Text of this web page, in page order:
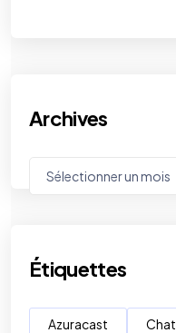
Archives
Sélectionner un mois
Étiquettes
Azuracast Chat